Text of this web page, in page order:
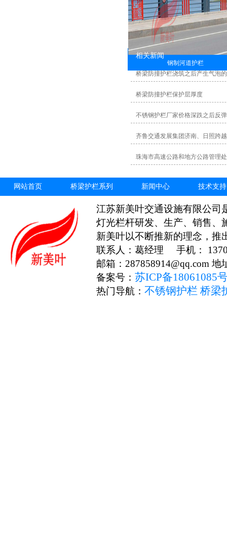
钢制河道护栏
相关新闻
桥梁防撞护栏浇筑之后产生气泡
桥梁防撞护栏保护层厚度
不锈钢护栏厂家价格深跌之后反
齐鲁交通发展集团济南、日照跨
珠海市高速公路和地方公路管理
网站首页 桥梁护栏系列 新闻中心 技术支持
江苏新美叶交通设施有限公司
灯光栏杆研发、生产、销售、
新美叶以不断推新的理念，推
联系人：葛经理 手机：
邮箱：287858914@qq.com
备案号： 苏ICP备18061085
热门导航： 不锈钢护栏 桥梁